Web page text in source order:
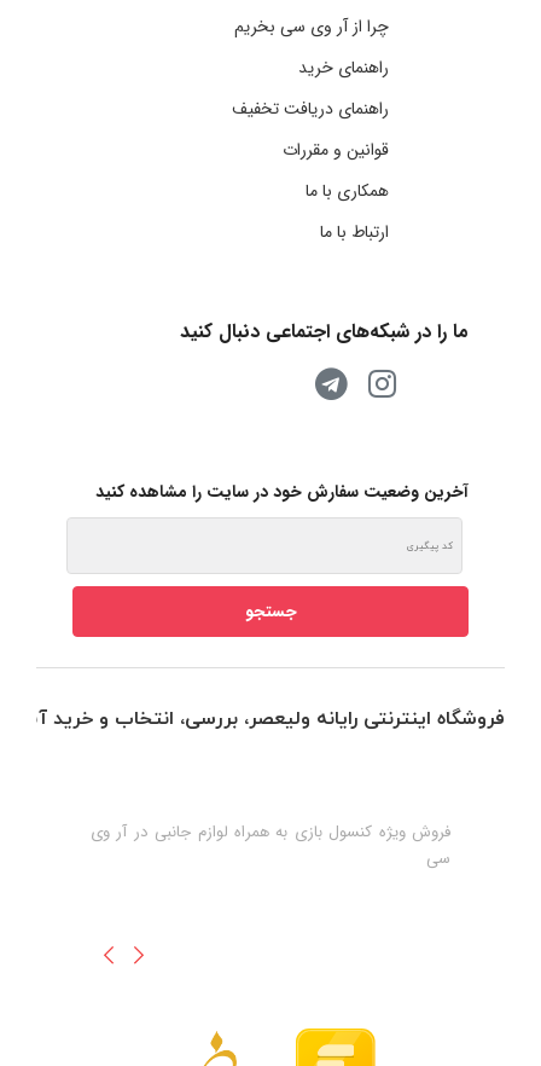
چرا از آر وی سی بخریم
راهنمای خرید
راهنمای دریافت تخفیف
قوانین و مقررات
همکاری با ما
ارتباط با ما
ما را در شبکه‌های اجتماعی دنبال کنید
آخرین وضعیت سفارش خود در سایت را مشاهده کنید
فروشگاه اینترنتی رایانه ولیعصر، بررسی، انتخاب و خرید
فروش ویژه کنسول بازی به همراه لوازم جانبی در آر وی
سی